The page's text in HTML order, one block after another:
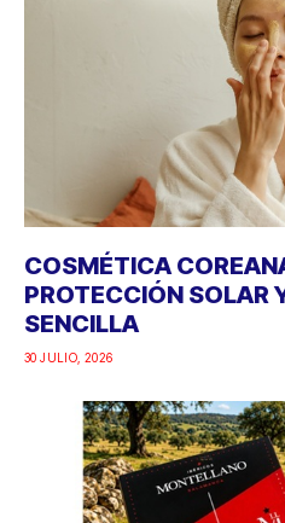
COSMÉTICA
PROTECCIÓN SOLAR
SENCILLA
30 JULIO, 2026